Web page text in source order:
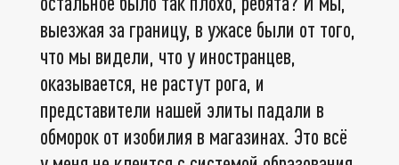
выезжая за границу, в ужасе были от того,
что мы видели, что у иностранцев,
оказывается, не растут рога, и
представители нашей элиты падали в
обморок от изобилия в магазинах. Это всё